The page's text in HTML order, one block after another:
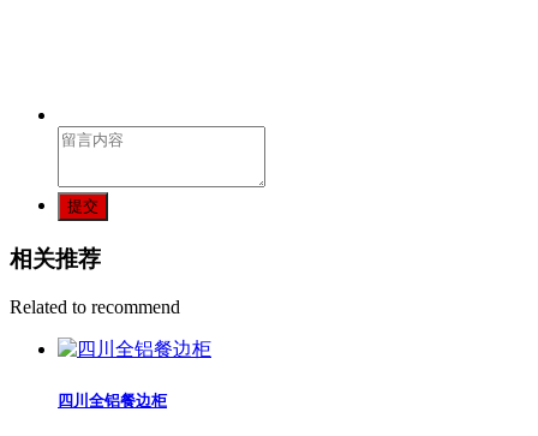
提交
相关推荐
Related to recommend
四川全铝餐边柜